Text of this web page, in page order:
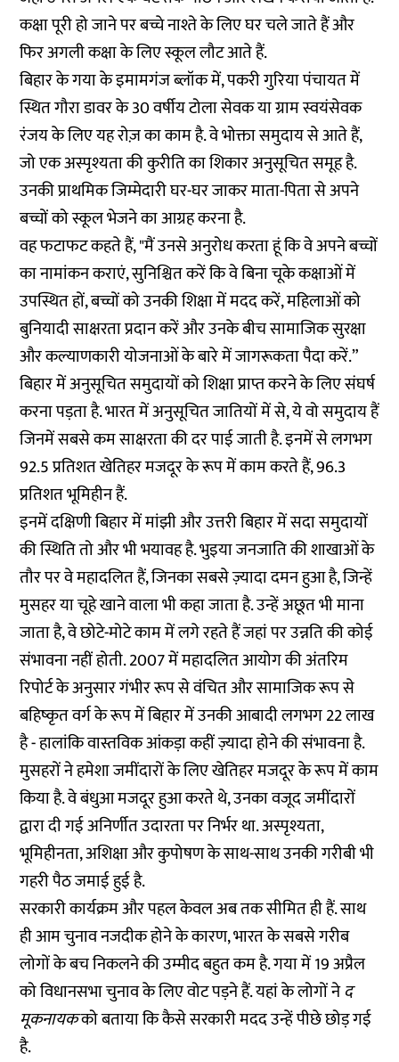
कक्षा पूरी हो जाने पर बच्चे नाश्ते के लिए घर चले जाते हैं और
फिर अगली कक्षा के लिए स्कूल लौट आते हैं.
बिहार के गया के इमामगंज ब्लॉक में, पकरी गुरिया पंचायत में
स्थित गौरा डावर के 30 वर्षीय टोला सेवक या ग्राम स्वयंसेवक
रंजय के लिए यह रोज़ का काम है. वे भोक्ता समुदाय से आते हैं,
जो एक अस्पृश्यता की कुरीति का शिकार अनुसूचित समूह है.
उनकी प्राथमिक जिम्मेदारी घर-घर जाकर माता-पिता से अपने
बच्चों को स्कूल भेजने का आग्रह करना है.
वह फटाफट कहते हैं, "मैं उनसे अनुरोध करता हूं कि वे अपने बच्चों
का नामांकन कराएं, सुनिश्चित करें कि वे बिना चूके कक्षाओं में
उपस्थित हों, बच्चों को उनकी शिक्षा में मदद करें, महिलाओं को
बुनियादी साक्षरता प्रदान करें और उनके बीच सामाजिक सुरक्षा
और कल्याणकारी योजनाओं के बारे में जागरूकता पैदा करें.”
बिहार में अनुसूचित समुदायों को शिक्षा प्राप्त करने के लिए संघर्ष
करना पड़ता है. भारत में अनुसूचित जातियों में से, ये वो समुदाय हैं
जिनमें सबसे कम साक्षरता की दर पाई जाती है. इनमें से लगभग
92.5 प्रतिशत खेतिहर मजदूर के रूप में काम करते हैं, 96.3
प्रतिशत भूमिहीन हैं.
इनमें दक्षिणी बिहार में मांझी और उत्तरी बिहार में सदा समुदायों
की स्थिति तो और भी भयावह है. भुइया जनजाति की शाखाओं के
तौर पर वे महादलित हैं, जिनका सबसे ज़्यादा दमन हुआ है, जिन्हें
मुसहर या चूहे खाने वाला भी कहा जाता है. उन्हें अछूत भी माना
जाता है, वे छोटे-मोटे काम में लगे रहते हैं जहां पर उन्नति की कोई
संभावना नहीं होती. 2007 में महादलित आयोग की अंतरिम
रिपोर्ट के अनुसार गंभीर रूप से वंचित और सामाजिक रूप से
बहिष्कृत वर्ग के रूप में बिहार में उनकी आबादी लगभग 22 लाख
है - हालांकि वास्तविक आंकड़ा कहीं ज़्यादा होने की संभावना है.
मुसहरों ने हमेशा जमींदारों के लिए खेतिहर मजदूर के रूप में काम
किया है. वे बंधुआ मजदूर हुआ करते थे, उनका वजूद जमींदारों
द्वारा दी गई अनिर्णीत उदारता पर निर्भर था. अस्पृश्यता,
भूमिहीनता, अशिक्षा और कुपोषण के साथ-साथ उनकी गरीबी भी
गहरी पैठ जमाई हुई है.
सरकारी कार्यक्रम और पहल केवल अब तक सीमित ही हैं. साथ
ही आम चुनाव नजदीक होने के कारण, भारत के सबसे गरीब
लोगों के बच निकलने की उम्मीद बहुत कम है. गया में 19 अप्रैल
को विधानसभा चुनाव के लिए वोट पड़ने हैं. यहां के लोगों नेद
मूकनायकको बताया कि कैसे सरकारी मदद उन्हें पीछे छोड़ गई
है.